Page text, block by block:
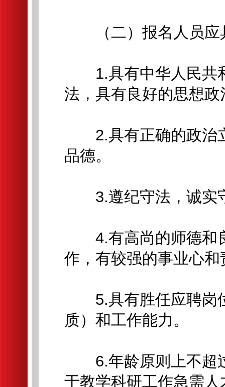
（二）报名人员应
1.具有中华人民共
法，具有良好的思想政
2.具有正确的政治
品德。
3.遵纪守法，诚实
4.有高尚的师德和
作，有较强的事业心和
5.具有胜任应聘岗
质）和工作能力。
6.年龄原则上不超
于教学科研工作急需